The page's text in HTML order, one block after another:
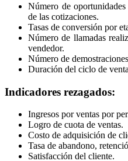
Número de
de las cotizaciones.
Tasas de conversión por
Número de llamadas
vendedor.
Número de
Duración del ciclo de
Indicadores rezagados:
Ingresos por ventas por
Logro de cuota de ventas.
Costo de adquisición de
Tasa de abandono,
Satisfacción del cliente.